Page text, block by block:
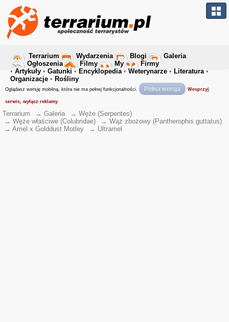
Terrarium Wydarzenia Blogi
Galeria
Ogłoszenia
Filmy My
Firmy
• Artykuły • Gatunki • Encyklopedia• Weterynarze • Literatura•
Organizacje • Rośliny
Oglądasz wersję mobilną, która nie ma pełnej funkcjonalności. Pełna wersja Wesprzyj
serwis, wyłącz reklamy
Terrarium → Galeria → Węże (Serpentes)
→ Węże właściwe (Colubridae) → Wąż zbożowy (Pantherophis guttatus)
→ Amel x Golddust Motley → Ultramel